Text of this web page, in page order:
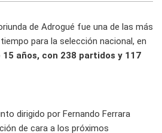
de Adrogué fue una de las más
para la selección nacional, en
años, con 238 partidos y 117
dirigido por Fernando Ferrara
de cara a los próximos